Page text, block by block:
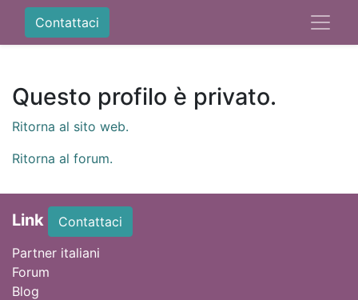
Contattaci
Questo profilo è privato.
Ritorna al sito web.
Ritorna al forum.
Link
Contattaci
Partner italiani
Forum
Blog